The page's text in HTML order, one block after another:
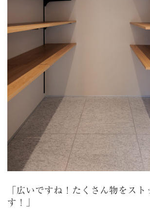
「広いですね！たくさん物をス
す！」